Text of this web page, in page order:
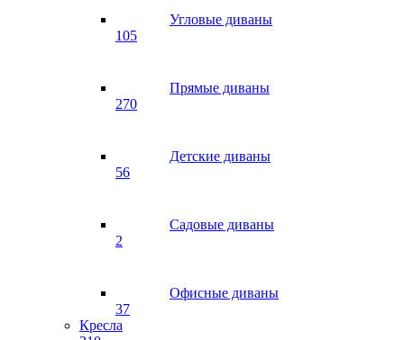
Угловые диваны
105
Прямые диваны
270
Детские диваны
56
Садовые диваны
2
Офисные диваны
37
Кресла